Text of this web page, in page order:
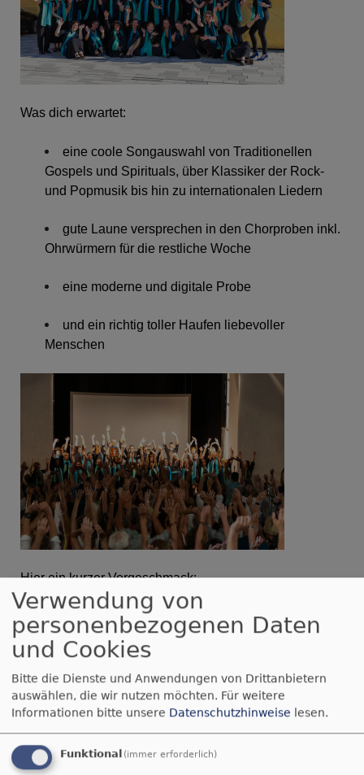
Was dich erwartet:
eine coole Songauswahl von Traditionellen
Gospels und Spirituals, über Klassiker der Rock-
und Popmusik bis hin zu internationalen Liedern
gute Laune versprechen in den Chorproben inkl.
Ohrwürmern für die restliche Woche
eine moderne und digitale Probe
und ein richtig toller Haufen liebevoller
Menschen
Hier ein kurzer Vorgeschmack:
https://youtu.be/DT3KZQ4Yxfw?feature=shared
https://youtu.be/HjRuTIbSf4Q?feature=shared
https://youtu.be/9YVMtqztKt0?feature=shared
Verwendung von
personenbezogenen Daten
und Cookies
Bitte die Dienste und Anwendungen von Drittanbietern
auswählen, die wir nutzen möchten. Für weitere
Informationen bitte unsere Datenschutzhinweise lesen.
Funktional (immer erforderlich)